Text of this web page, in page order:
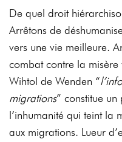
De quel droit
Arrêtons de
vers une vie meilleure.
combat contre la
Wihtol de Wenden “
migrations” constitue un
l’inhumanité qui teint la
aux migrations. Lueur